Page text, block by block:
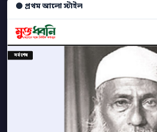
⚫ প্রথম আলো স্টাইল
সর্বশেষ